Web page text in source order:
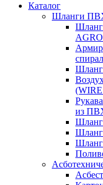
Каталог
Шланги
из
Шланг